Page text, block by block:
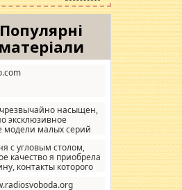
Популярні
матеріали
насыщен,
эксклюзивное
модели малых серий
формы, в MebelOk,
все в порядке,
мебель, а это не
с угловым столом,
качество я приобрела
контакты которого